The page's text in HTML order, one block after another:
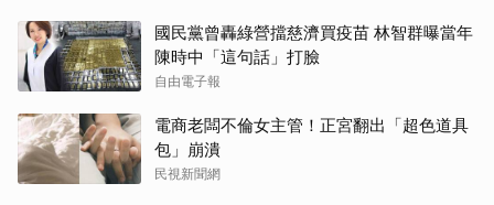
國民黨曾轟綠營擋慈濟買疫苗 林智群曝當年
陳時中「這句話」打臉
自由電子報
電商老闆不倫女主管！正宮翻出「超色道具
包」崩潰
民視新聞網